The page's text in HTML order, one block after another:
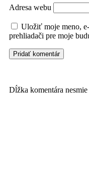
Adresa webu
Uložiť moje meno,
prehliadači pre moje
Dĺžka komentára